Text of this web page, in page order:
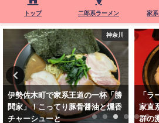
トップ 二郎系ラーメン 家
神奈川
伊勢佐木町で家系王道の一杯「勝
鬨家」！こってり豚骨醤油と燻香
チャーシューと
「ラ
家直
群の